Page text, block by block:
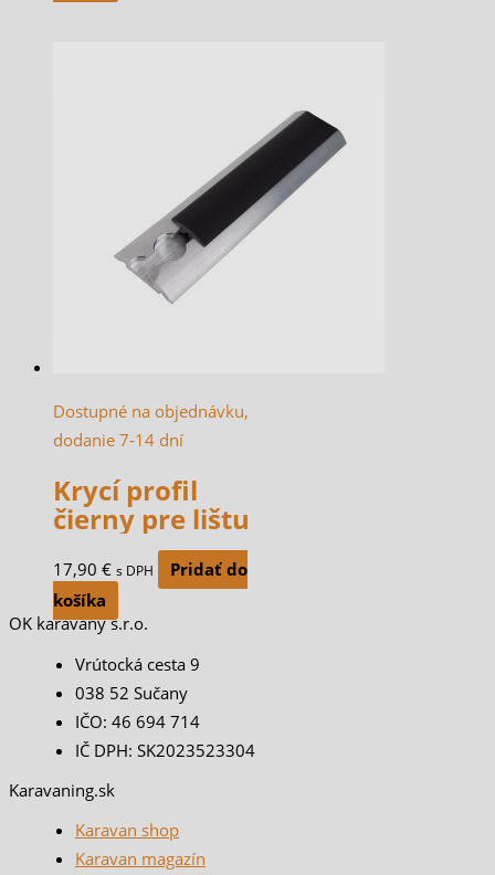
Dostupné na objednávku,
dodanie 7-14 dní
Krycí profil
čierny pre lištu
17,90 € s DPH
Pridať do
košíka
OK karavany s.r.o.
Vrútocká cesta 9
038 52 Sučany
IČO: 46 694 714
IČ DPH: SK2023523304
Karavaning.sk
Karavan shop
Karavan magazín